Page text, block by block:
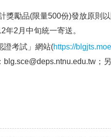
獎勵品(限量500份)發放原則
2月中旬統一寄送。
證考試」網站(https://
；